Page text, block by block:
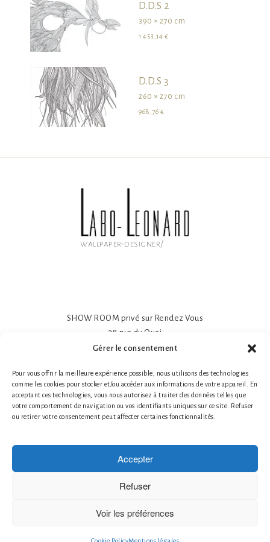
Gérer le consentement
Pour vous offrir la meilleure expérience possible, nous utilisons des technologies
comme les cookies pour stocker et/ou accéder aux informations de votre appareil. En
acceptant ces technologies, vous nous autorisez à traiter des données telles que
votre comportement de navigation ou vos identifiants uniques sur ce site. Refuser
ou retirer votre consentement peut affecter certaines fonctionnalités.
Accepter
Refuser
Voir les préférences
D.D.S 2
390 × 270 cm
1 453,14 €
D.D.S 3
260 × 270 cm
968,76 €
wallpaper-designer/
SHOW ROOM privé sur Rendez Vous
38 rue du Quai
81600 GAILLAC
Impression sur-mesure
Made in France- Made in Tarn
Tél. 1 : +33 (0)6 78 66 87 25 Nathalie Guillot
Tél. 2 : +33 (0)6 87 49 60 20 Bruno Defontaine
Mentions légales|© 2026 LABO-LEONARD
Créateur de papier peint
Création de Fresques Murales Artistiques
Décor Mural Artistique
Décoration Murale Personnalisée